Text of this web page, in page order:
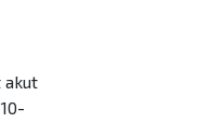
akut